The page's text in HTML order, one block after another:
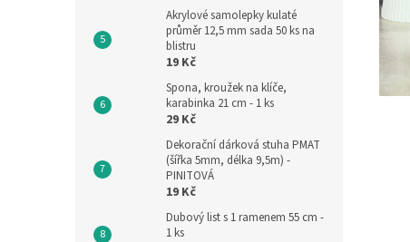
Akrylové samolepky kulaté
průměr 12,5 mm sada 50 ks na
blistru
19 Kč
Spona, kroužek na klíče,
karabinka 21 cm - 1 ks
29 Kč
Dekorační dárková stuha PMAT
(šířka 5mm, délka 9,5m) -
PINITOVÁ
19 Kč
Dubový list s 1 ramenem 55 cm -
1 ks